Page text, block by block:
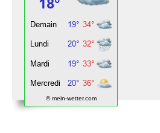
© mein-wetter.com